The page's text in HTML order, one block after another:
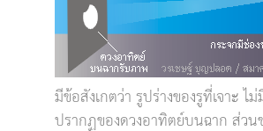
มีข้อสังเกตว่า รูปร่างของรูที่เจาะ
ปรากฏของดวงอาทิตย์บนฉาก ส่วน